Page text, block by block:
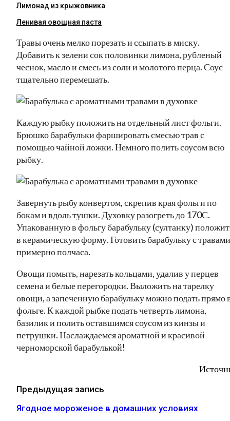
Лимонад из крыжовника
Ленивая овощная паста
Травы очень мелко порезать и ссыпать в миску.
Добавить к зелени сок половинки лимона, рубленый
чеснок, масло и смесь из соли и молотого перца. Соус
тщательно перемешать.
Каждую рыбку положить на отдельный лист фольги.
Брюшко барабульки фаршировать смесью трав с
помощью чайной ложки. Немного полить соусом всю
рыбку.
Завернуть рыбу конвертом, скрепив края фольги по
бокам и вдоль тушки. Духовку разогреть до 170С.
Упакованную в фольгу барабульку (султанку)
в керамическую форму. Готовить барабульку с травами
примерно полчаса.
Овощи помыть, нарезать кольцами, удалив у перцев
семена и белые перегородки. Выложить на тарелку
овощи, а запеченную барабульку можно подать прямо
фольге. К каждой рыбке подать четверть лимона,
базилик и полить оставшимся соусом из кинзы и
петрушки. Наслаждаемся ароматной и красивой
черноморской барабулькой!
Предыдущая запись
Ягодное мороженое в домашних условиях